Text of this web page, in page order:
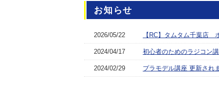
お知らせ
2026/05/22 【RC】タムタム千葉店
2024/04/17 初心者のためのラジコン
2024/02/29 プラモデル講座 更新され